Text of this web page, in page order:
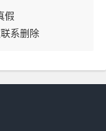
假
系删除